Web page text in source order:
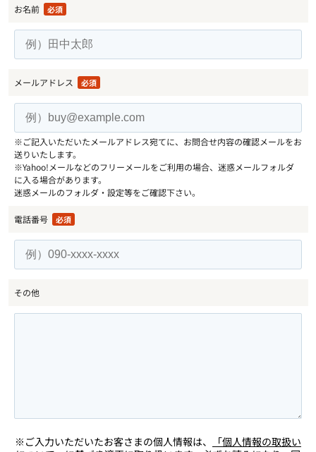
お名前 必須
メールアドレス 必須
※ご記入いただいたメールアドレス宛てに、お問合せ内容の確認メールをお
送りいたします。
※Yahoo!メールなどのフリーメールをご利用の場合、迷惑メールフォルダ
に入る場合があります。
迷惑メールのフォルダ・設定等をご確認下さい。
電話番号 必須
その他
※ご入力いただいたお客さまの個人情報は、
「個人情報の取扱い